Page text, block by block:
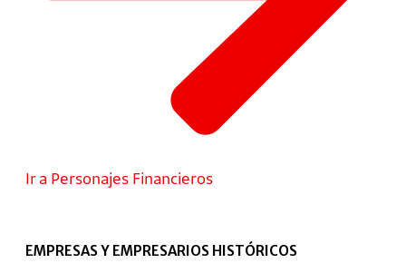
Ir a Personajes Financieros
EMPRESAS Y EMPRESARIOS HISTÓRICOS